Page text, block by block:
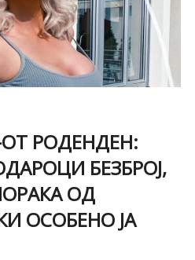
ОТ РОДЕНДЕН:
БЕЗБРОЈ,
ОД
ОСОБЕНО ЈА